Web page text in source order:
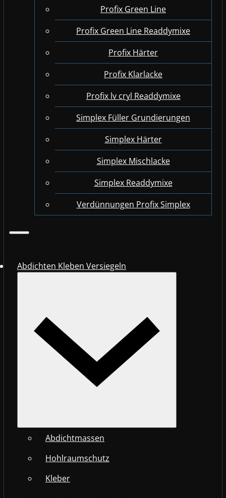
Profix Green Line
Profix Green Line Readdymixe
Profix Härter
Profix Klarlacke
Profix lv cryl Readdymixe
Simplex Füller Grundierungen
Simplex Härter
Simplex Mischlacke
Simplex Readdymixe
Verdünnungen Profix Simplex
Abdichten Kleben Versiegeln
Abdichtmassen
Hohlraumschutz
Kleber